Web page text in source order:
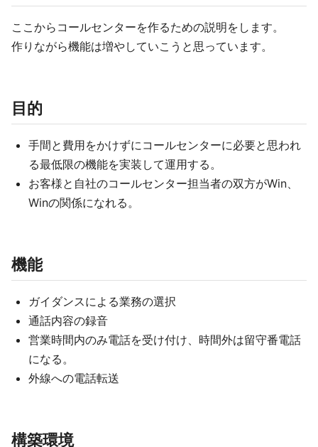
ここからコールセンターを作るための説明をします。
作りながら機能は増やしていこうと思っています。
目的
手間と費用をかけずにコールセンターに必要と思われ
る最低限の機能を実装して運用する。
お客様と自社のコールセンター担当者の双方がWin、
Winの関係になれる。
機能
ガイダンスによる業務の選択
通話内容の録音
営業時間内のみ電話を受け付け、時間外は留守番電話
になる。
外線への電話転送
構築環境